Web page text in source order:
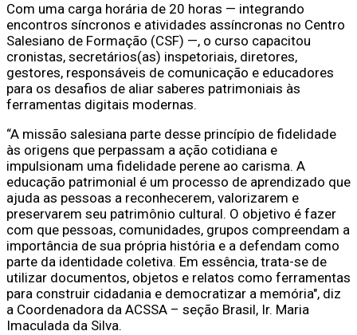
Com uma carga horária de 20 horas — integrando
encontros síncronos e atividades assíncronas no Centro
Salesiano de Formação (CSF) —, o curso capacitou
cronistas, secretários(as) inspetoriais, diretores,
gestores, responsáveis de comunicação e educadores
para os desafios de aliar saberes patrimoniais às
ferramentas digitais modernas.
“A missão salesiana parte desse princípio de fidelidade
às origens que perpassam a ação cotidiana e
impulsionam uma fidelidade perene ao carisma. A
educação patrimonial é um processo de aprendizado que
ajuda as pessoas a reconhecerem, valorizarem e
preservarem seu patrimônio cultural. O objetivo é fazer
com que pessoas, comunidades, grupos compreendam a
importância de sua própria história e a defendam como
parte da identidade coletiva. Em essência, trata-se de
utilizar documentos, objetos e relatos como ferramentas
para construir cidadania e democratizar a memória", diz
a Coordenadora da ACSSA – seção Brasil, Ir. Maria
Imaculada da Silva.